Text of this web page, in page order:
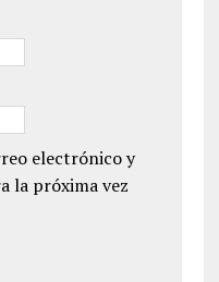
electrónico y
la próxima vez